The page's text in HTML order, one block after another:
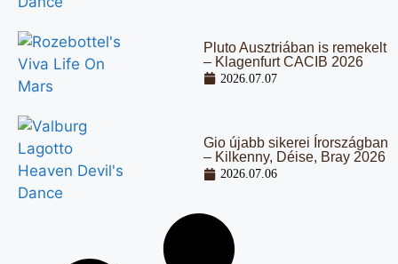
Pluto Ausztriában is remekelt
– Klagenfurt CACIB 2026
2026.07.07
Gio újabb sikerei Írországban
– Kilkenny, Déise, Bray 2026
2026.07.06